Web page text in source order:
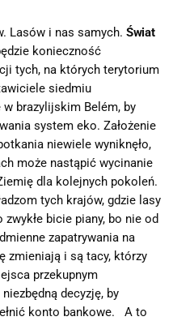
Lasów i nas samych. Świat
konieczność
tych, na których terytorium
siedmiu
brazylijskim Belém, by
system eko. Założenie
niewiele wyniknęło,
może nastąpić wycinanie
dla kolejnych pokoleń.
tych krajów, gdzie lasy
bicie piany, bo nie od
zapatrywania na
zmieniają i są tacy, którzy
przekupnym
decyzję, by
konto bankowe. A to